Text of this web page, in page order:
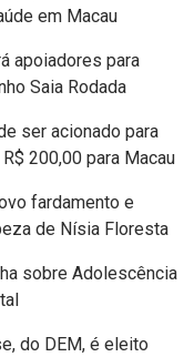
em Macau
apoiadores para
Saia Rodada
ser acionado para
200,00 para Macau
fardamento e
de Nísia Floresta
sobre Adolescência
do DEM, é eleito